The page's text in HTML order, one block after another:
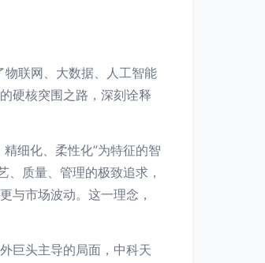
物联网、大数据、人工智能
硬核突围之路，深刻诠释
细化、柔性化”为特征的智
、质量、管理的极致追求，
与市场波动。这一理念，
巨头主导的局面，中科天